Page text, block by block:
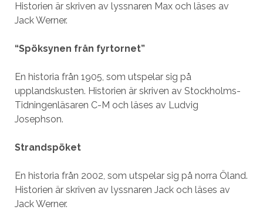
Historien är skriven av lyssnaren Max och läses av
Jack Werner.
“Spöksynen från fyrtornet”
En historia från 1905, som utspelar sig på
upplandskusten. Historien är skriven av Stockholms-
Tidningenläsaren C-M och läses av Ludvig
Josephson.
Strandspöket
En historia från 2002, som utspelar sig på norra Öland.
Historien är skriven av lyssnaren Jack och läses av
Jack Werner.